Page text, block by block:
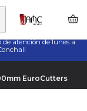
y Servicio
de atención de lunes a
EuroCutters